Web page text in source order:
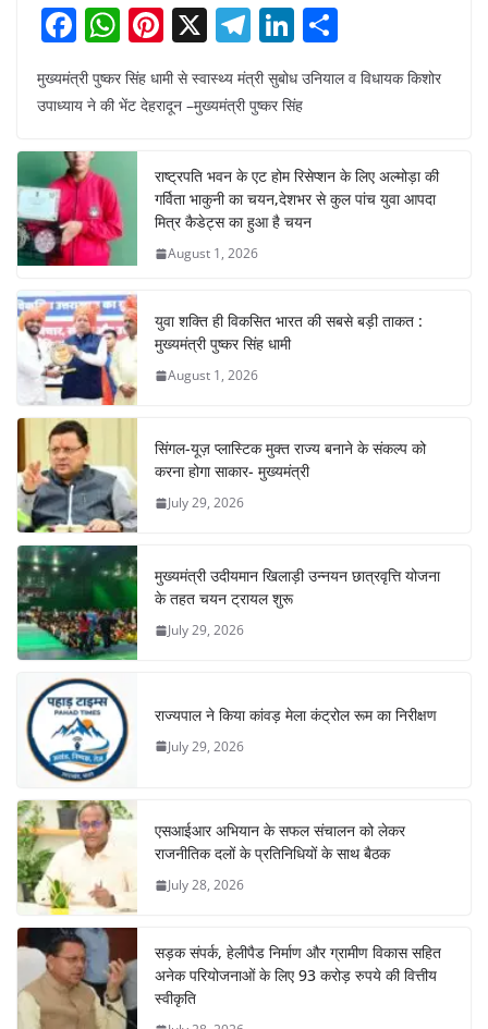
F
a
c
b
o
o
k
W
h
at
A
p
p
Pi
nt
er
e
st
X T
el
e
gr
a
m
Li
n
k
dI
n
ar
मुख्यमंत्री पुष्कर सिंह धामी से स्वास्थ्य मंत्री सुबोध उनियाल व विधायक किशोर
उपाध्याय ने की भेंट देहरादून –मुख्यमंत्री पुष्कर सिंह
राष्ट्रपति भवन के एट होम रिसेप्शन के लिए अल्मोड़ा की
गर्विता भाकुनी का चयन,देशभर से कुल पांच युवा आपदा
मित्र कैडेट्स का हुआ है चयन
August 1, 2026
युवा शक्ति ही विकसित भारत की सबसे बड़ी ताकत :
मुख्यमंत्री पुष्कर सिंह धामी
August 1, 2026
सिंगल-यूज़ प्लास्टिक मुक्त राज्य बनाने के संकल्प को
करना होगा साकार- मुख्यमंत्री
July 29, 2026
मुख्यमंत्री उदीयमान खिलाड़ी उन्नयन छात्रवृत्ति योजना
के तहत चयन ट्रायल शुरू
July 29, 2026
राज्यपाल ने किया कांवड़ मेला कंट्रोल रूम का निरीक्षण
July 29, 2026
एसआईआर अभियान के सफल संचालन को लेकर
राजनीतिक दलों के प्रतिनिधियों के साथ बैठक
July 28, 2026
सड़क संपर्क, हेलीपैड निर्माण और ग्रामीण विकास सहित
अनेक परियोजनाओं के लिए 93 करोड़ रुपये की वित्तीय
स्वीकृति